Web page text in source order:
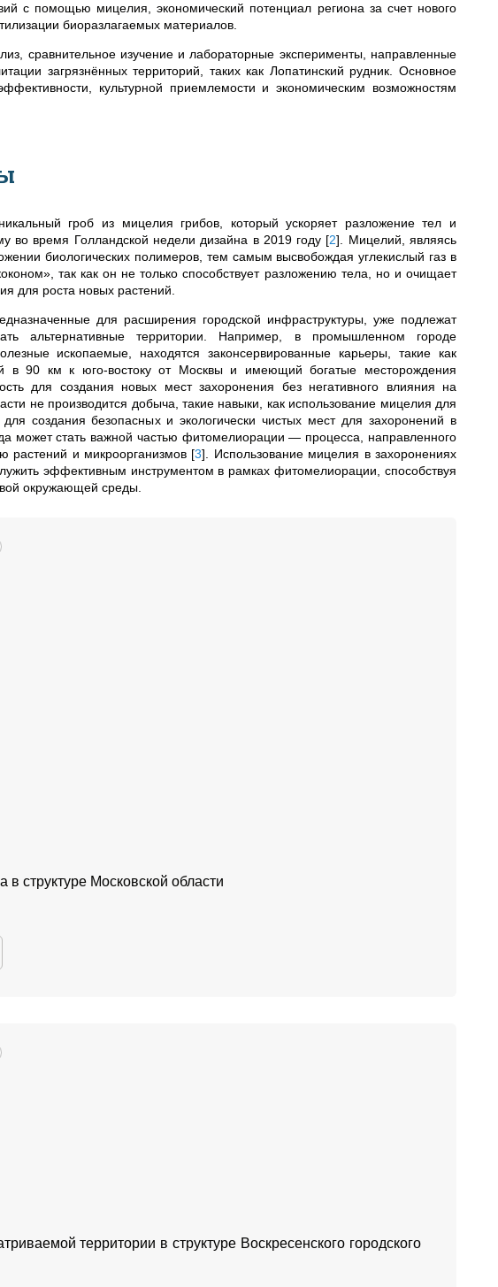
с помощью мицелия, экономический потенциал региона за счет нового
биоразлагаемых материалов.
сравнительное изучение и лабораторные эксперименты, направленные
загрязнённых территорий, таких как Лопатинский рудник. Основное
культурной приемлемости и экономическим возможностям
гроб из мицелия грибов, который ускоряет разложение тел и
во время Голландской недели дизайна в 2019 году [2] . Мицелий, являясь
биологических полимеров, тем самым высвобождая углекислый газ в
так как он не только способствует разложению тела, но и очищает
для роста новых растений.
для расширения городской инфраструктуры, уже подлежат
альтернативные территории. Например, в промышленном городе
ископаемые, находятся законсервированные карьеры, такие как
в 90 км к юго-востоку от Москвы и имеющий богатые месторождения
для создания новых мест захоронения без негативного влияния на
не производится добыча, такие навыки, как использование мицелия для
создания безопасных и экологически чистых мест для захоронений в
может стать важной частью фитомелиорации — процесса, направленного
растений и микроорганизмов [3] . Использование мицелия в захоронениях
эффективным инструментом в рамках фитомелиорации, способствуя
окружающей среды.
в структуре Московской области
территории в структуре Воскресенского городского